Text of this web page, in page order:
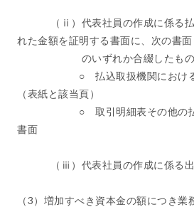
（ⅱ）代表社員の作成に係る払
れた金額を証明する書面に、次の書面
のいずれか合綴したもの
○ 払込取扱機関における口
（表紙と該当頁）
○ 取引明細表その他の払込
書面
（ⅲ）代表社員の作成に係る出
（3）増加すべき資本金の額につき